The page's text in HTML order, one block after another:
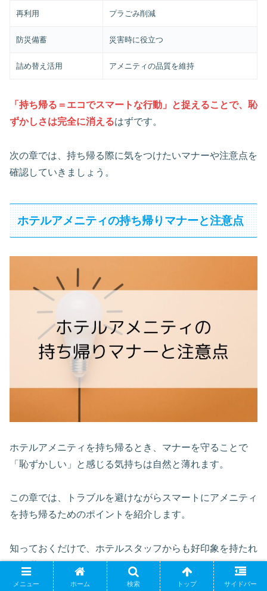
再利用 プラごみ削減
防災備蓄 災害時に役立つ
詰め替え活用 アメニティの品質を維持
「持ち帰る＝エコでスマートな行動」と捉えることで、恥
ずかしさは完全に消えるはずです。
次の章では、持ち帰る際に気をつけたいマナーや注意点を
確認していきましょう。
ホテルアメニティの持ち帰りマナーと注意点
ホテルアメニティを持ち帰るとき、マナーを守ることで
「恥ずかしい」と感じる気持ちは自然と薄れます。
この章では、トラブルを避けながらスマートにアメニティ
を持ち帰るためのポイントを紹介します。
知っておくだけで、ホテルスタッフからも好印象を持たれ
る行動ができます。
メニュー ホーム 検索 トップ サイドバー